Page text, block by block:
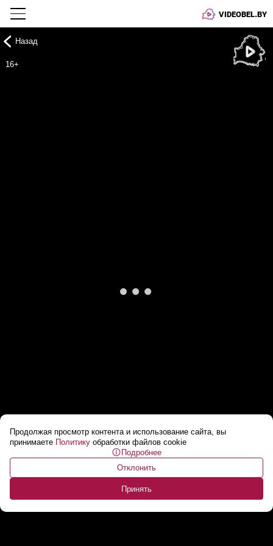
VIDEOBEL.BY
Продолжая просмотр контента и использование сайта, вы
принимаете Политику обработки файлов cookie
Подробнее
Отклонить
Принять
Назад
16+
Как обнаружить рак НА РАННИХ СРОКАХ? //
«На миллиметры счет идет!»...